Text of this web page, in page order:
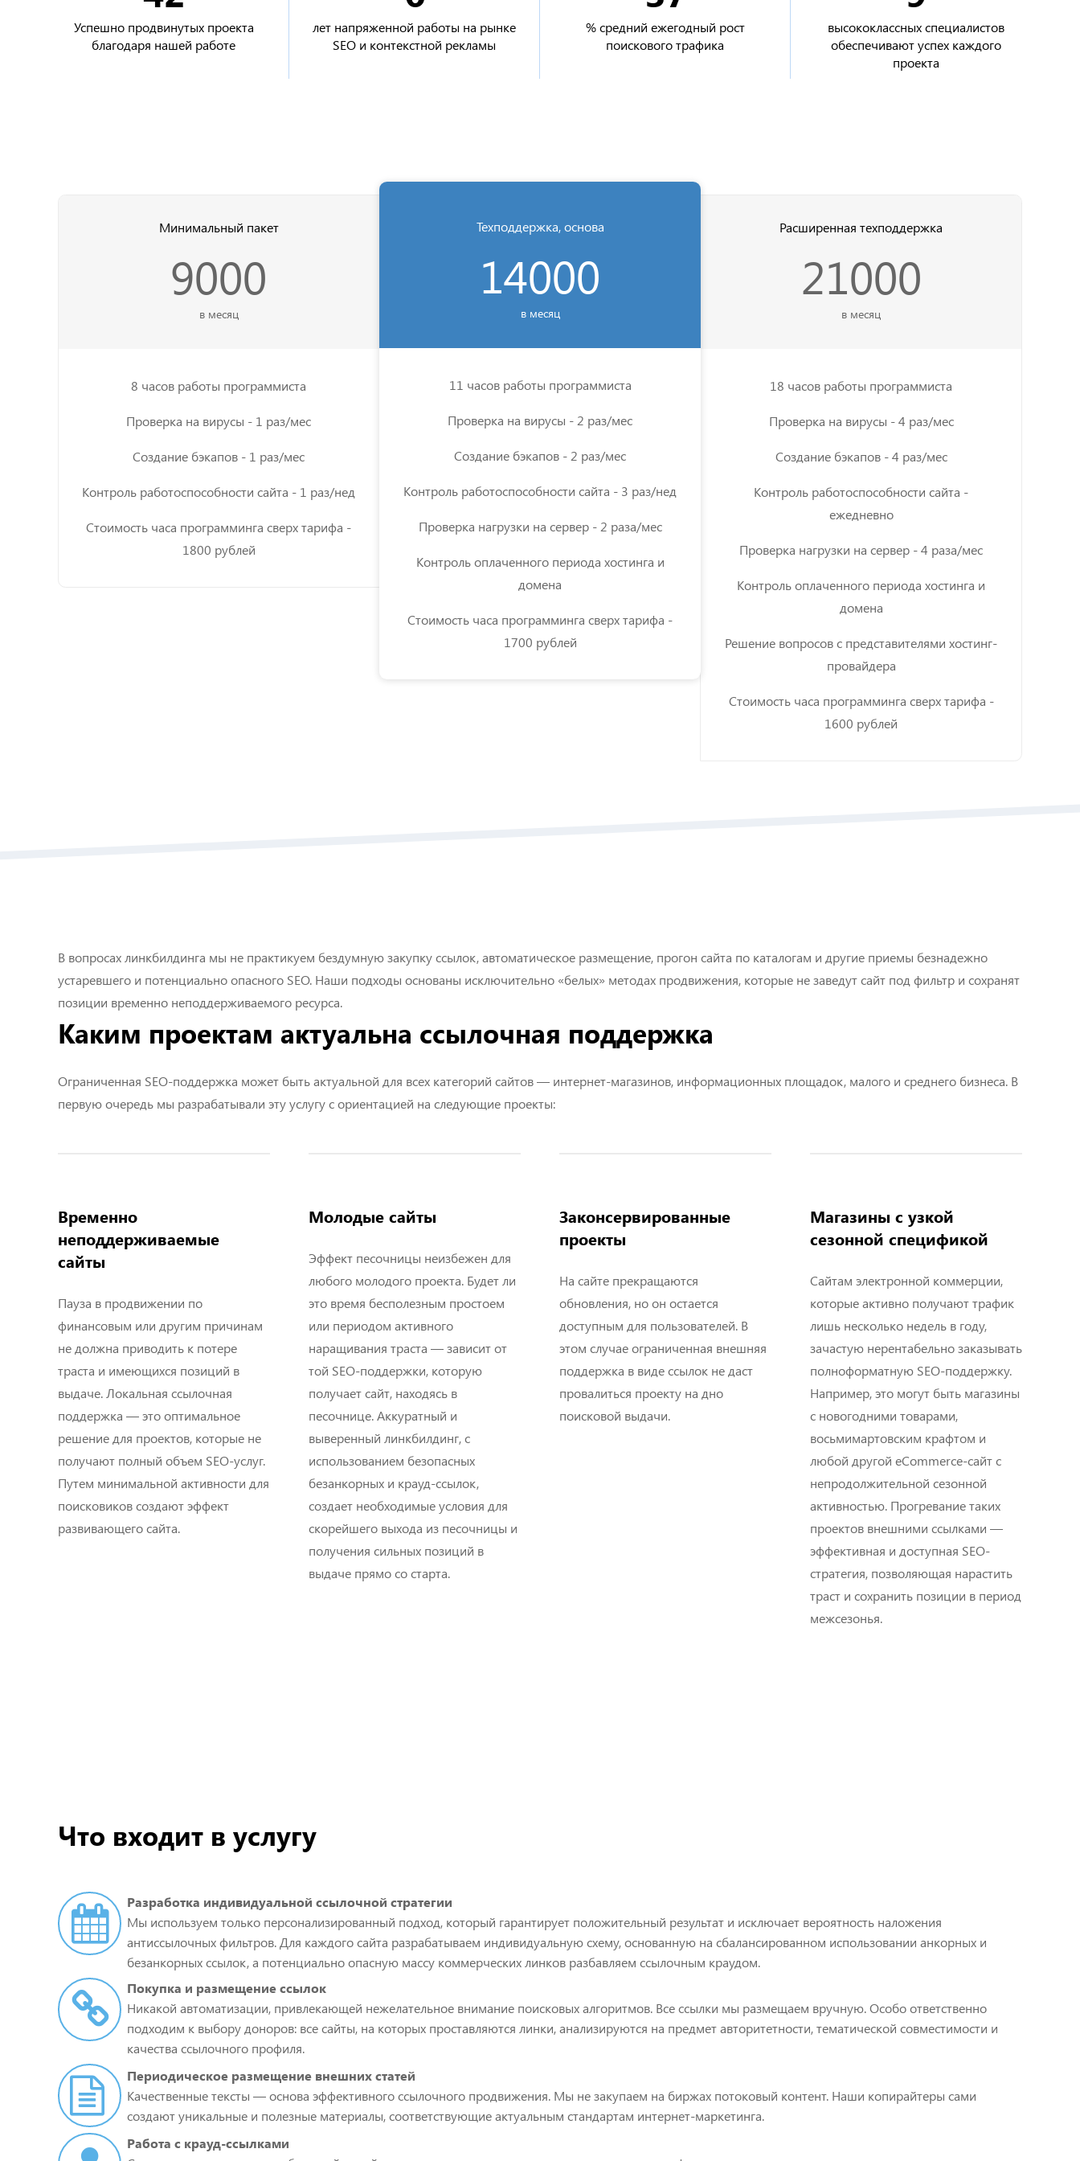
Успешно продвинутых проекта
благодаря нашей работе
лет напряженной работы на рынке
SEO и контекстной рекламы
% средний ежегодный рост
поискового трафика
высококлассных специалистов
обеспечивают успех каждого
проекта
Минимальный пакет
9000
в месяц
8 часов работы программиста
Проверка на вирусы - 1 раз/мес
Создание бэкапов - 1 раз/мес
Контроль работоспособности сайта - 1 раз/нед
Стоимость часа программинга сверх тарифа -
1800 рублей
Техподдержка, основа
14000
в месяц
11 часов работы программиста
Проверка на вирусы - 2 раз/мес
Создание бэкапов - 2 раз/мес
Контроль работоспособности сайта - 3 раз/нед
Проверка нагрузки на сервер - 2 раза/мес
Контроль оплаченного периода хостинга и
домена
Стоимость часа программинга сверх тарифа -
1700 рублей
Расширенная техподдержка
21000
в месяц
18 часов работы программиста
Проверка на вирусы - 4 раз/мес
Создание бэкапов - 4 раз/мес
Контроль работоспособности сайта -
ежедневно
Проверка нагрузки на сервер - 4 раза/мес
Контроль оплаченного периода хостинга и
домена
Решение вопросов с представителями хостинг-
провайдера
Стоимость часа программинга сверх тарифа -
1600 рублей
В вопросах линкбилдинга мы не практикуем бездумную закупку ссылок, автоматическое размещение, прогон сайта по каталогам и другие приемы безнадежно
устаревшего и потенциально опасного SEO. Наши подходы основаны исключительно «белых» методах продвижения, которые не заведут сайт под фильтр и сохранят
позиции временно неподдерживаемого ресурса.
Каким проектам актуальна ссылочная поддержка
Ограниченная SEO-поддержка может быть актуальной для всех категорий сайтов — интернет-магазинов, информационных площадок, малого и среднего бизнеса. В
первую очередь мы разрабатывали эту услугу с ориентацией на следующие проекты:
Временно
неподдерживаемые
сайты
Пауза в продвижении по
финансовым или другим причинам
не должна приводить к потере
траста и имеющихся позиций в
выдаче. Локальная ссылочная
поддержка — это оптимальное
решение для проектов, которые не
получают полный объем SEO-услуг.
Путем минимальной активности для
поисковиков создают эффект
развивающего сайта.
Молодые сайты
Эффект песочницы неизбежен для
любого молодого проекта. Будет ли
это время бесполезным простоем
или периодом активного
наращивания траста — зависит от
той SEO-поддержки, которую
получает сайт, находясь в
песочнице. Аккуратный и
выверенный линкбилдинг, с
использованием безопасных
безанкорных и крауд-ссылок,
создает необходимые условия для
скорейшего выхода из песочницы и
получения сильных позиций в
выдаче прямо со старта.
Законсервированные
проекты
На сайте прекращаются
обновления, но он остается
доступным для пользователей. В
этом случае ограниченная внешняя
поддержка в виде ссылок не даст
провалиться проекту на дно
поисковой выдачи.
Магазины с узкой
сезонной спецификой
Сайтам электронной коммерции,
которые активно получают трафик
лишь несколько недель в году,
зачастую нерентабельно заказывать
полноформатную SEO-поддержку.
Например, это могут быть магазины
с новогодними товарами,
восьмимартовским крафтом и
любой другой eCommerce-сайт с
непродолжительной сезонной
активностью. Прогревание таких
проектов внешними ссылками —
эффективная и доступная SEO-
стратегия, позволяющая нарастить
траст и сохранить позиции в период
межсезонья.
Что входит в услугу
Разработка индивидуальной ссылочной стратегии
Мы используем только персонализированный подход, который гарантирует положительный результат и исключает вероятность наложения
антиссылочных фильтров. Для каждого сайта разрабатываем индивидуальную схему, основанную на сбалансированном использовании анкорных и
безанкорных ссылок, а потенциально опасную массу коммерческих линков разбавляем ссылочным краудом.
Покупка и размещение ссылок
Никакой автоматизации, привлекающей нежелательное внимание поисковых алгоритмов. Все ссылки мы размещаем вручную. Особо ответственно
подходим к выбору доноров: все сайты, на которых проставляются линки, анализируются на предмет авторитетности, тематической совместимости и
качества ссылочного профиля.
Периодическое размещение внешних статей
Качественные тексты — основа эффективного ссылочного продвижения. Мы не закупаем на биржах потоковый контент. Наши копирайтеры сами
создают уникальные и полезные материалы, соответствующие актуальным стандартам интернет-маркетинга.
Работа с крауд-ссылками